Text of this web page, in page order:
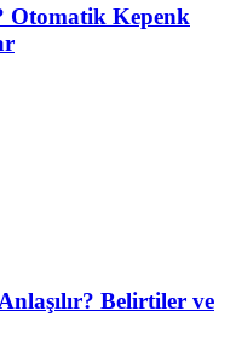
Otomatik Kepenk
Belirtiler ve